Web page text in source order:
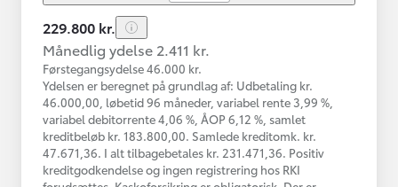
229.800 kr.
Månedlig ydelse 2.411 kr.
Førstegangsydelse 46.000 kr.
Ydelsen er beregnet på grundlag af: Udbetaling kr.
46.000,00, løbetid 96 måneder, variabel rente 3,99 %,
variabel debitorrente 4,06 %, ÅOP 6,12 %, samlet
kreditbeløb kr. 183.800,00. Samlede kreditomk. kr.
47.671,36. I alt tilbagebetales kr. 231.471,36. Positiv
kreditgodkendelse og ingen registrering hos RKI